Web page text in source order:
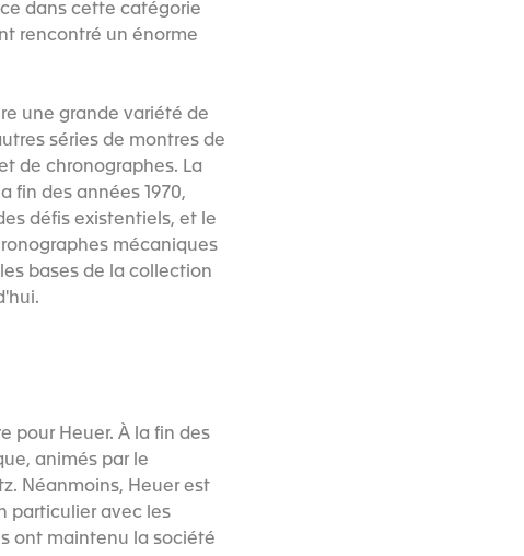
dans cette catégorie
rencontré un énorme
une grande variété de
séries de montres de
de chronographes. La
fin des années 1970,
défis existentiels, et le
mécaniques
bases de la collection
pour Heuer. À la fin des
animés par le
Néanmoins, Heuer est
particulier avec les
ont maintenu la société